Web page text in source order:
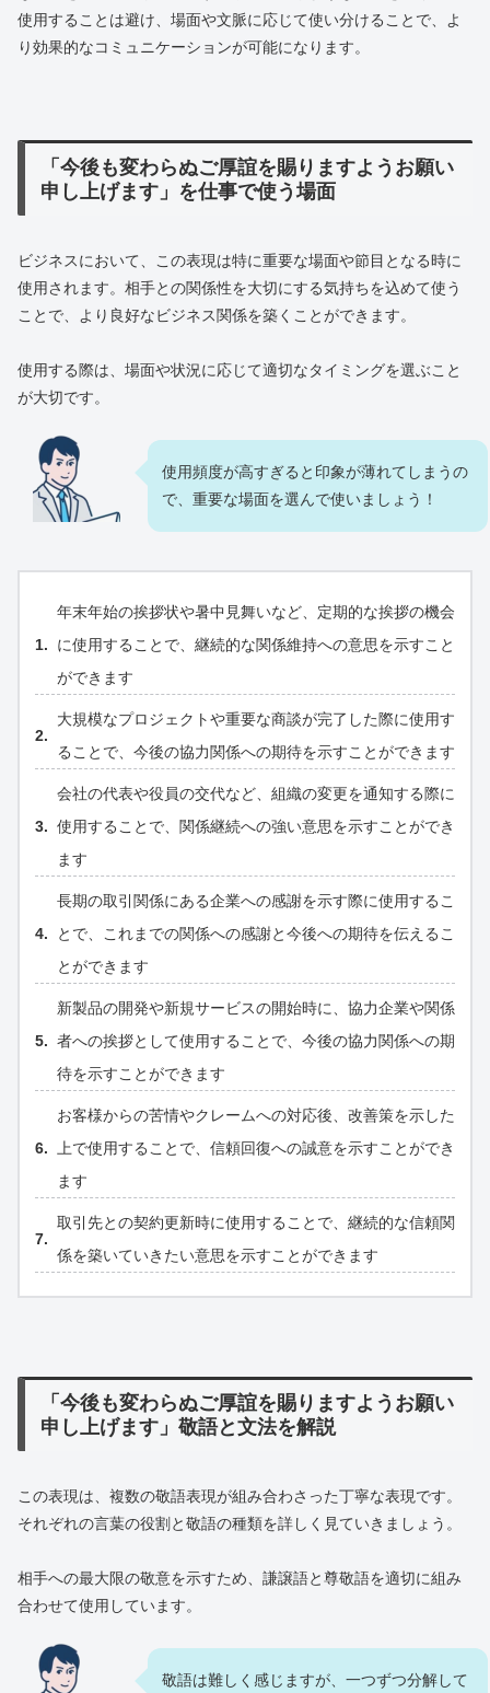
使用することは避け、場面や文脈に応じて使い分けることで、よ
り効果的なコミュニケーションが可能になります。
「今後も変わらぬご厚誼を賜りますようお願い
申し上げます」を仕事で使う場面
ビジネスにおいて、この表現は特に重要な場面や節目となる時に
使用されます。相手との関係性を大切にする気持ちを込めて使う
ことで、より良好なビジネス関係を築くことができます。
使用する際は、場面や状況に応じて適切なタイミングを選ぶこと
が大切です。
使用頻度が高すぎると印象が薄れてしまうの
で、重要な場面を選んで使いましょう！
年末年始の挨拶状や暑中見舞いなど、定期的な挨拶の機会
に使用することで、継続的な関係維持への意思を示すこと
ができます
大規模なプロジェクトや重要な商談が完了した際に使用す
ることで、今後の協力関係への期待を示すことができます
会社の代表や役員の交代など、組織の変更を通知する際に
使用することで、関係継続への強い意思を示すことができ
ます
長期の取引関係にある企業への感謝を示す際に使用するこ
とで、これまでの関係への感謝と今後への期待を伝えるこ
とができます
新製品の開発や新規サービスの開始時に、協力企業や関係
者への挨拶として使用することで、今後の協力関係への期
待を示すことができます
お客様からの苦情やクレームへの対応後、改善策を示した
上で使用することで、信頼回復への誠意を示すことができ
ます
取引先との契約更新時に使用することで、継続的な信頼関
係を築いていきたい意思を示すことができます
「今後も変わらぬご厚誼を賜りますようお願い
申し上げます」敬語と文法を解説
この表現は、複数の敬語表現が組み合わさった丁寧な表現です。
それぞれの言葉の役割と敬語の種類を詳しく見ていきましょう。
相手への最大限の敬意を示すため、謙譲語と尊敬語を適切に組み
合わせて使用しています。
敬語は難しく感じますが、一つずつ分解して